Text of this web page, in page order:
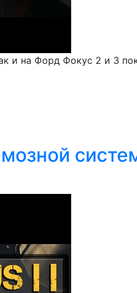
и на Форд Фокус 2 и 3